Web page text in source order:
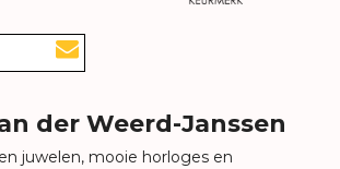
der Weerd-Janssen
juwelen, mooie horloges en